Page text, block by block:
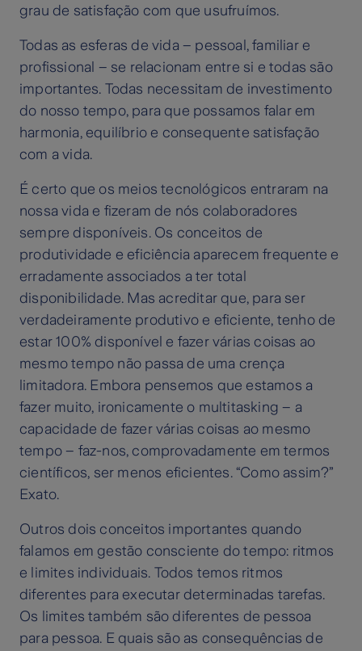
grau de satisfação com que usufruímos.
Todas as esferas de vida – pessoal, familiar e
profissional – se relacionam entre si e todas são
importantes. Todas necessitam de investimento
do nosso tempo, para que possamos falar em
harmonia, equilíbrio e consequente satisfação
com a vida.
É certo que os meios tecnológicos entraram na
nossa vida e fizeram de nós colaboradores
sempre disponíveis. Os conceitos de
produtividade e eficiência aparecem frequente e
erradamente associados a ter total
disponibilidade. Mas acreditar que, para ser
verdadeiramente produtivo e eficiente, tenho de
estar 100% disponível e fazer várias coisas ao
mesmo tempo não passa de uma crença
limitadora. Embora pensemos que estamos a
fazer muito, ironicamente o multitasking – a
capacidade de fazer várias coisas ao mesmo
tempo – faz-nos, comprovadamente em termos
científicos, ser menos eficientes. “Como assim?”
Exato.
Outros dois conceitos importantes quando
falamos em gestão consciente do tempo: ritmos
e limites individuais. Todos temos ritmos
diferentes para executar determinadas tarefas.
Os limites também são diferentes de pessoa
para pessoa. E quais são as consequências de